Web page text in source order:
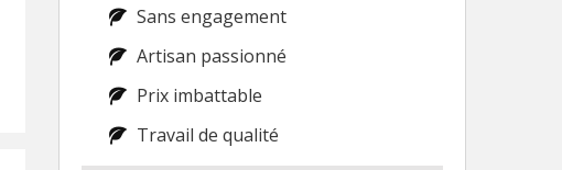
Sans engagement
Artisan passionné
Prix imbattable
Travail de qualité